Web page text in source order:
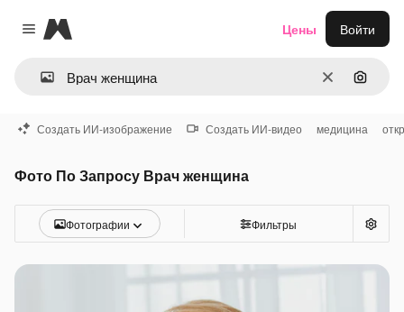
Close menu
Magnific
ОчиститьПоиск
Цены Войти
Создать ИИ-изображение Создать ИИ-видео медицина
Фото По Запросу Врач женщина
Фотографии Фильтры